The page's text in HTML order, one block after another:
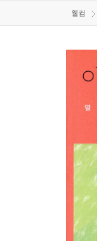
웰컴